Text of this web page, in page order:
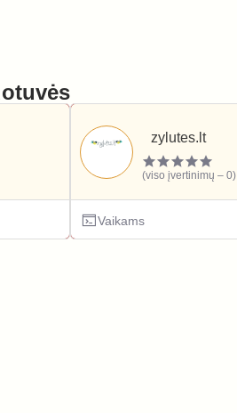
zylutes.lt
(viso įvertinimų – 0)
Vaikams